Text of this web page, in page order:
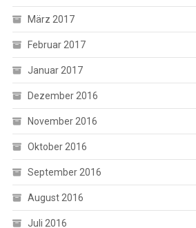
März 2017
Februar 2017
Januar 2017
Dezember 2016
November 2016
Oktober 2016
September 2016
August 2016
Juli 2016